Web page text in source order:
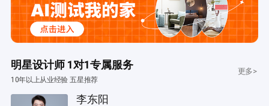
明星设计师 1对1专属服务
10年以上从业经验 五星推荐
更多>
李东阳